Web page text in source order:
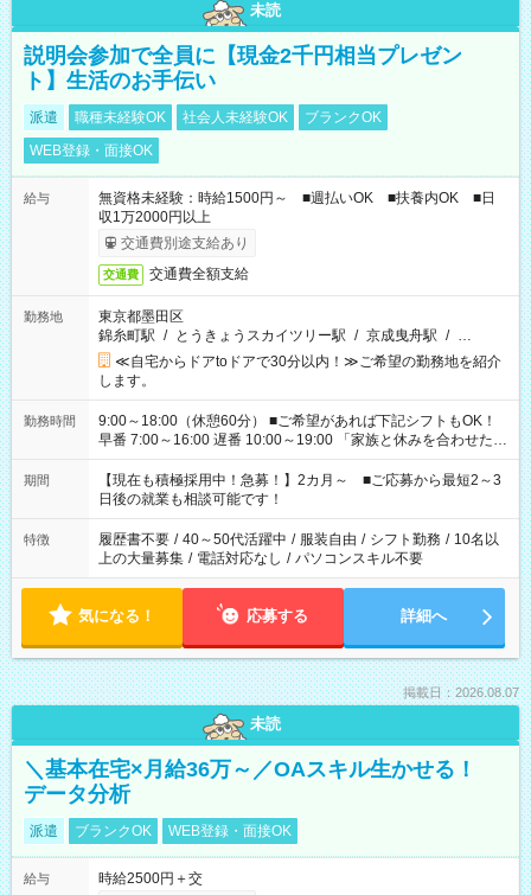
未読
説明会参加で全員に【現金2千円相当プレゼン
ト】生活のお手伝い
派遣 職種未経験OK 社会人未経験OK
ブランクOK
WEB登録・面接OK
給与
無資格未経験：時給1500円～ ■週払いOK ■扶養内OK ■日
収1万2000円以上
交通費別途支給あり
交通費 交通費全額支給
勤務地
東京都墨田区
錦糸町駅 / とうきょうスカイツリー駅 / 京成曳舟駅 / …
≪自宅からドアtoドアで30分以内！≫ご希望の勤務地を紹介
します。
勤務時間
9:00～18:00（休憩60分） ■ご希望があれば下記シフトもOK！
早番 7:00～16:00 遅番 10:00～19:00 「家族と休みを合わせた
い」 「余裕を持って夕飯の準備がしたい」 「できれば残業はし
たくない」 など、ご希望を教えてくださいね。 ※Wワーク希望
の方へ 今ご覧のお仕事で希望する勤務時間と、もう1つのお仕事
の勤務時間。 合計で週40時間を超える場合は応募できません。
期間
【現在も積極採用中！急募！】2カ月～ ■ご応募から最短2～3
日後の就業も相談可能です！
特徴 履歴書不要 / 40～50代活躍中 / 服装自由 / シフト勤務 / 10名以
上の大量募集 / 電話対応なし / パソコンスキル不要
気になる！ 応募する 詳細へ
掲載日：2026.08.07
未読
＼基本在宅×月給36万～／OAスキル生かせる！
データ分析
派遣 ブランクOK WEB登録・面接OK
給与
時給2500円＋交